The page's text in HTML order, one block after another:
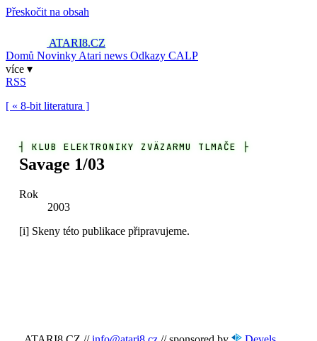
Přeskočit na obsah
ATARI8.CZ
Domů Novinky Atari news Odkazy CALP
více ▾
RSS
[ « 8-bit literatura ]
┤KLUB ELEKTRONIKY ZVÄZARMU TLMAČE ├
Savage 1/03
Rok
2003
[i] Skeny této publikace připravujeme.